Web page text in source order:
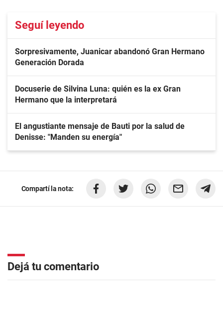
Seguí leyendo
Sorpresivamente, Juanicar abandonó Gran Hermano
Generación Dorada
Docuserie de Silvina Luna: quién es la ex Gran
Hermano que la interpretará
El angustiante mensaje de Bauti por la salud de
Denisse: "Manden su energía"
Compartí la nota:
Dejá tu comentario